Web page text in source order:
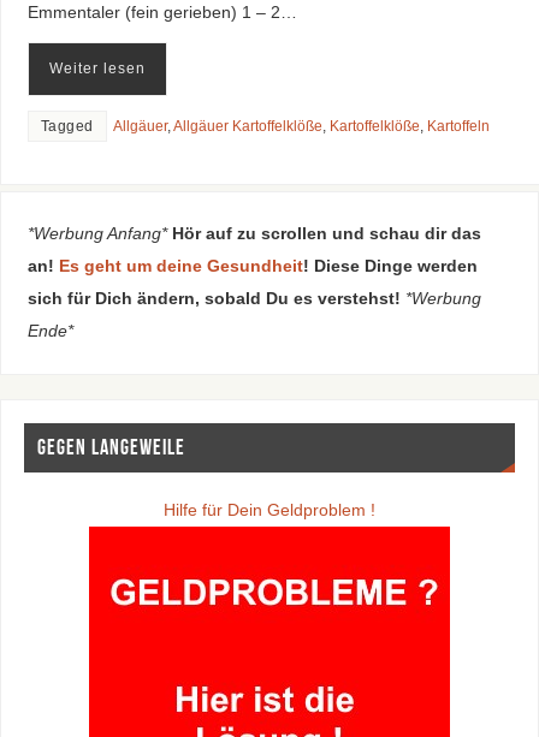
Emmentaler (fein gerieben) 1 – 2…
Weiter lesen
Tagged Allgäuer,Allgäuer Kartoffelklöße, Kartoffelklöße, Kartoffeln
*Werbung Anfang* Hör auf zu scrollen und schau dir das
an! Es geht um deine Gesundheit! Diese Dinge werden
sich für Dich ändern, sobald Du es verstehst! *Werbung
Ende*
Gegen Langeweile
Hilfe für Dein Geldproblem !